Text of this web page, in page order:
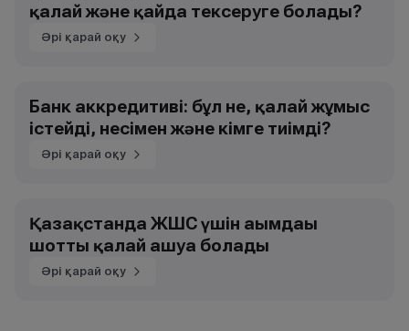
қалай және қайда тексеруге болады?
Әрі қарай оқу
Банк аккредитиві: бұл не, қалай жұмыс
істейді, несімен және кімге тиімді?
Әрі қарай оқу
Қазақстанда ЖШС үшін ағымдағы
шотты қалай ашуға болады
Әрі қарай оқу